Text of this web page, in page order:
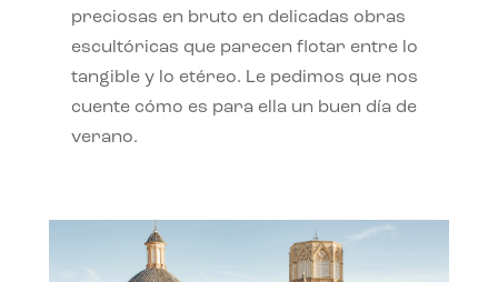
preciosas en bruto en delicadas obras
escultóricas que parecen flotar entre lo
tangible y lo etéreo. Le pedimos que nos
cuente cómo es para ella un buen día de
verano.